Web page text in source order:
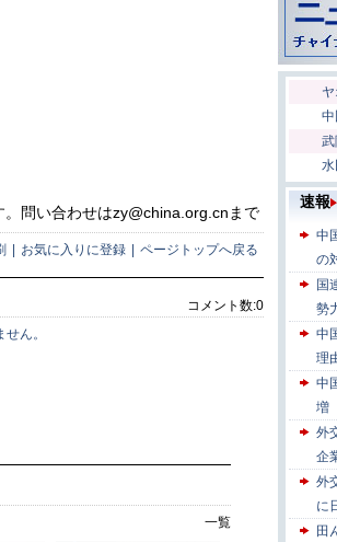
。問い合わせはzy@china.org.cnまで
お気に入りに登録 ページトップへ戻る
コメント数:0
ん。